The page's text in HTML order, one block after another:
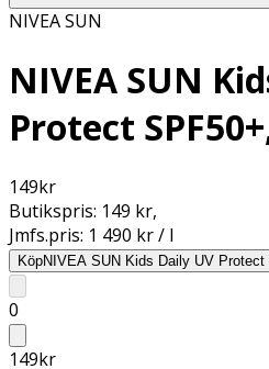
NIVEA SUN
NIVEA SUN
Protect
149kr
Butikspris: 149 kr,
Jmfs.pris: 1 490 kr / l
KöpNIVEA SUN Kids Daily UV Protect
0
149kr